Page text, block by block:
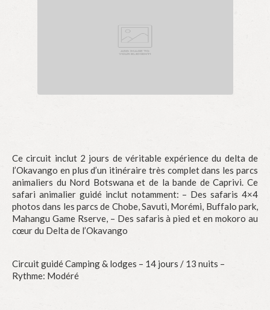
Ce circuit inclut 2 jours de véritable expérience du delta de
l’Okavango en plus d’un itinéraire très complet dans les parcs
animaliers du Nord Botswana et de la bande de Caprivi. Ce
safari animalier guidé inclut notamment: – Des safaris 4×4
photos dans les parcs de Chobe, Savuti, Morémi, Buffalo park,
Mahangu Game Rserve, – Des safaris à pied et en mokoro au
cœur du Delta de l’Okavango
Circuit guidé Camping & lodges – 14 jours / 13 nuits –
Rythme: Modéré